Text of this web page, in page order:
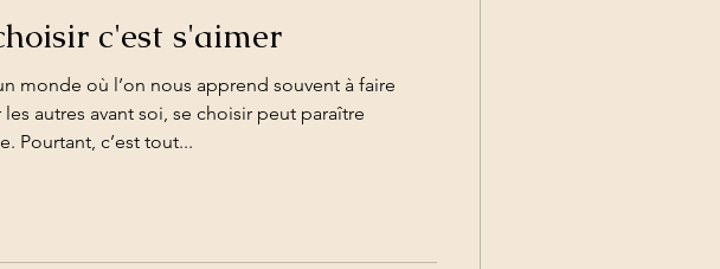
c'est s'aimer
monde où l’on nous apprend souvent à faire
les autres avant soi, se choisir peut paraître
Pourtant, c’est tout...